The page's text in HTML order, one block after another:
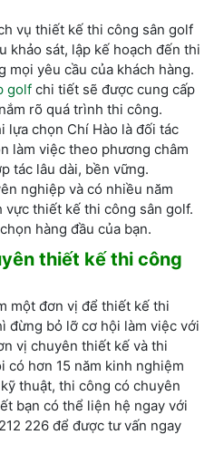
vụ thiết kế thi công sân golf
khảo sát, lập kế hoạch đến thi
mọi yêu cầu của khách hàng.
golf chi tiết sẽ được cung cấp
rõ quá trình thi công.
lựa chọn Chí Hào là đối tác
làm việc theo phương châm
tác lâu dài, bền vững.
nghiệp và có nhiều năm
thiết kế thi công sân golf.
hàng đầu của bạn.
thiết kế thi công
một đơn vị để thiết kế thi
đừng bỏ lỡ cơ hội làm việc với
vị chuyên thiết kế và thi
có hơn 15 năm kinh nghiệm
thuật, thi công có chuyên
bạn có thể liện hệ ngay với
226 để được tư vấn ngay